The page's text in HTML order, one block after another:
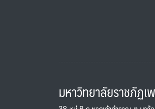
มหาวิทยาลัยราชภัฏเ